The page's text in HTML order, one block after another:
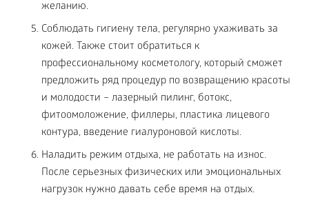
желанию.
Соблюдать гигиену тела, регулярно ухаживать за
кожей. Также стоит обратиться к
профессиональному косметологу, который сможет
предложить ряд процедур по возвращению красоты
и молодости – лазерный пилинг, ботокс,
фитоомоложение, филлеры, пластика лицевого
контура, введение гиалуроновой кислоты.
Наладить режим отдыха, не работать на износ.
После серьезных физических или эмоциональных
нагрузок нужно давать себе время на отдых.